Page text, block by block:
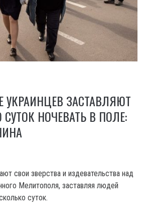
УКРАИНЦЕВ ЗАСТАВЛЯЮТ
НОЧЕВАТЬ В ПОЛЕ:
свои зверства и издевательства над
Мелитополя, заставляя людей
суток.